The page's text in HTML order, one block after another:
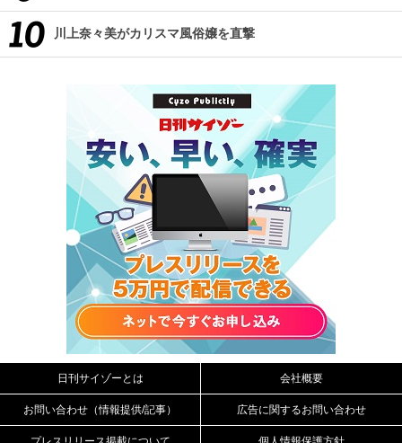
川上奈々美がカリスマ風俗嬢を直撃
日刊サイゾーとは 会社概要
お問い合わせ（情報提供/記事） 広告に関するお問い合わせ